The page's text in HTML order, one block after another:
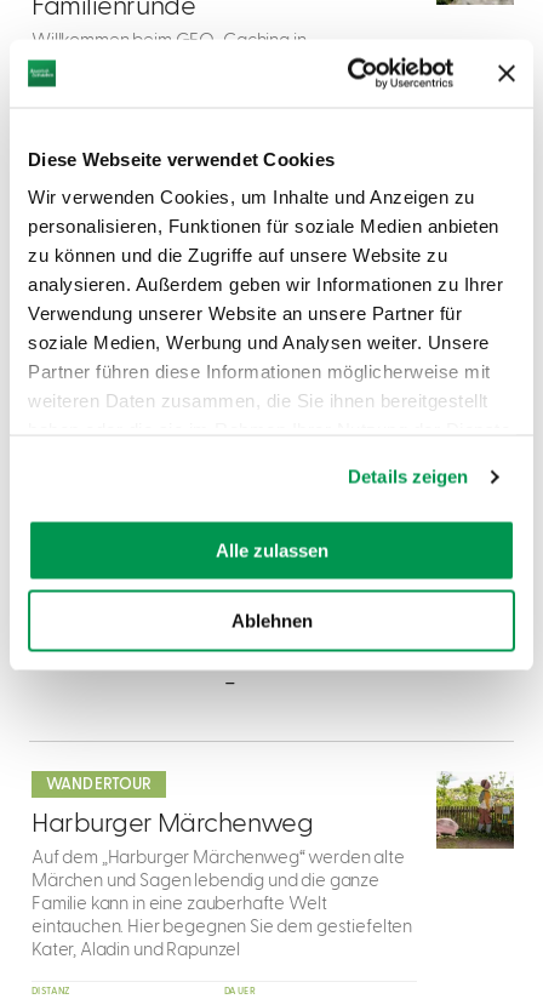
Diese Webseite verwendet Cookies
Wir verwenden Cookies, um Inhalte und Anzeigen zu
personalisieren, Funktionen für soziale Medien anbieten
zu können und die Zugriffe auf unsere Website zu
analysieren. Außerdem geben wir Informationen zu Ihrer
Verwendung unserer Website an unsere Partner für
soziale Medien, Werbung und Analysen weiter. Unsere
Partner führen diese Informationen möglicherweise mit
weiteren Daten zusammen, die Sie ihnen bereitgestellt
Details zeigen
Alle zulassen
Ablehnen
Familienrunde
Willkommen beim GEO-Caching in
Mönchsdeggingen!Schon mal ausprobiert?Was
ist eigentlich GEO-Caching, dazu mehr in
7,1 km
-
WANDERTOUR
4
Kleiner grüner Spaziergang
Frankenjuras direkt am Zusammenfluss
-
dazu
WANDERTOUR
5
Harburger Märchenweg
Auf dem „Harburger Märchenweg“ werden alte
Märchen und Sagen lebendig und die ganze
Familie kann in eine zauberhafte Welt
eintauchen. Hier begegnen Sie dem gestiefelten
Kater, Aladin und Rapunzel
DISTANZ DAUER
dazu